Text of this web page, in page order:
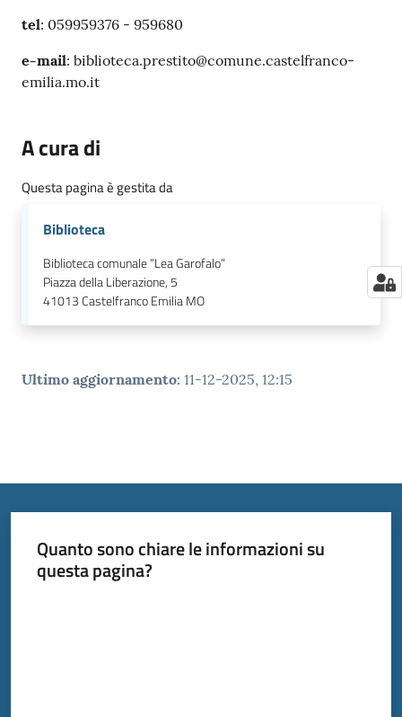
tel: 059959376 - 959680
e-mail: biblioteca.prestito@comune.castelfranco-
emilia.mo.it
A cura di
Questa pagina è gestita da
Biblioteca
Biblioteca comunale “Lea Garofalo”
Piazza della Liberazione, 5
41013Castelfranco Emilia MO
Ultimo aggiornamento: 11-12-2025, 12:15
Quanto sono chiare le informazioni su
questa pagina?